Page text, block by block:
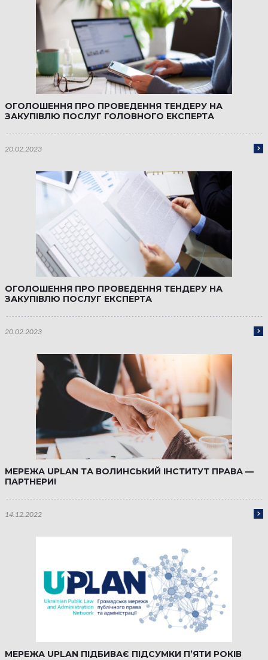
ОГОЛОШЕННЯ ПРО ПРОВЕДЕННЯ ТЕНДЕРУ НА
ЗАКУПІВЛЮ ПОСЛУГ ГОЛОВНОГО ЕКСПЕРТА
20.02.2023
ОГОЛОШЕННЯ ПРО ПРОВЕДЕННЯ ТЕНДЕРУ НА
ЗАКУПІВЛЮ ПОСЛУГ ЕКСПЕРТА
20.02.2023
МЕРЕЖА UPLAN ТА ВОЛИНСЬКИЙ ІНСТИТУТ ПРАВА —
ПАРТНЕРИ!
14.12.2022
МЕРЕЖА UPLAN ПІДБИВАЄ ПІДСУМКИ П’ЯТИ РОКІВ